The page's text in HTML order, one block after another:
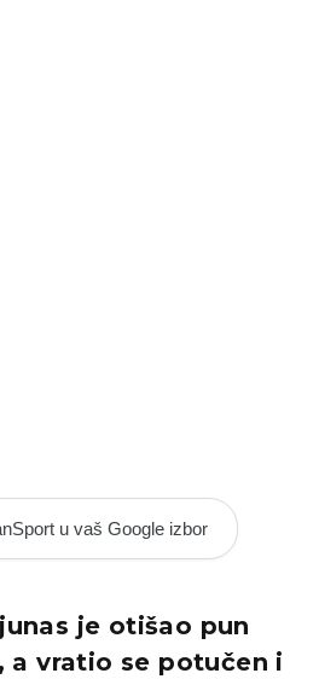
u vaš Google izbor
je otišao pun
a vratio se potučen i